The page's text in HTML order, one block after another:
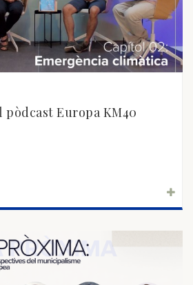
Europa KM40